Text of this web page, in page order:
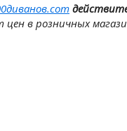
в розничных